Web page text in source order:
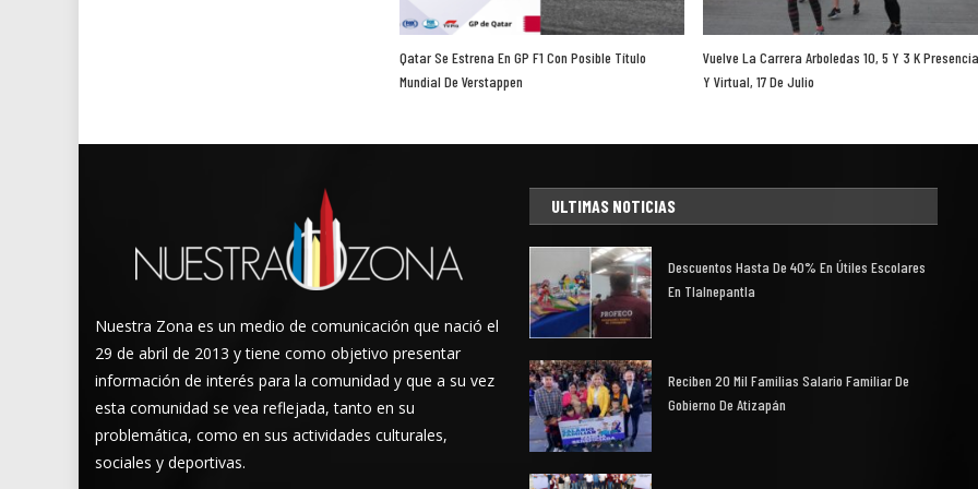
Qatar Se Estrena En GP F1 Con Posible Título
Mundial De Verstappen
Vuelve La Carrera Arboledas 10, 5 Y 3 K
Y Virtual, 17 De Julio
Nuestra Zona es un medio de comunicación que nació el
29 de abril de 2013 y tiene como objetivo presentar
información de interés para la comunidad y que a su vez
esta comunidad se vea reflejada, tanto en su
problemática, como en sus actividades culturales,
sociales y deportivas.
ULTIMAS NOTICIAS
Descuentos Hasta De 40% En Útiles Escolares
En Tlalnepantla
Reciben 20 Mil Familias Salario Familiar De
Gobierno De Atizapán